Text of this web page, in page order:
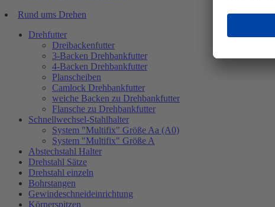
Rund ums Drehen
Drehfutter
Dreibackenfutter
3-Backen Drehbankfutter
4-Backen Drehbankfutter
Planscheiben
Camlock Drehbankfutter
weiche Backen zu Drehbankfutter
Flansche zu Drehbankfutter
Schnellwechsel-Stahlhalter
System "Multifix" Größe Aa (A0)
System "Multifix" Größe A
Abstechstahl Halter
Drehstahl Sätze
Drehstahl einzeln
Bohrstangen
Gewindeschneideinrichtung
Körnerspitzen